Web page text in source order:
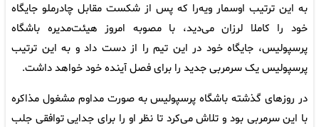
به این ترتیب اوسمار ویه‌را که پس از شکست مقابل چادرملو جایگاه
خود را کاملا لرزان می‌دید، با مصوبه امروز هیئت‌مدیره باشگاه
پرسپولیس، جایگاه خود در این تیم را از دست داد و به این ترتیب
پرسپولیس یک سرمربی جدید را برای فصل آینده خود خواهد داشت.
در روزهای گذشته باشگاه پرسپولیس به صورت مداوم مشغول مذاکره
با این سرمربی بود و تلاش می‌کرد تا نظر او را برای جدایی توافقی جلب